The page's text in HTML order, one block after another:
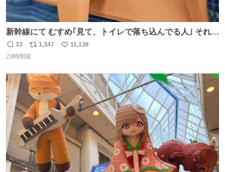
新幹線にて むすめ｢見て、トイレで落ち込んでる人｣ それに
しか見えなくなった どうしてくれるんだ
返
信
33
リ
ポ
ト
数
1,347
い
数
11,136
23時間前